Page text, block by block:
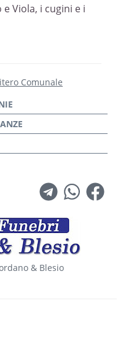
Viola, i cugini e i
Comunale
& Blesio